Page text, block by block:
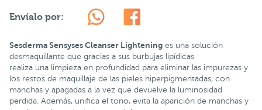
Envíalo por:
Sesderma Sensyses Cleanser Lightening es una solución
desmaquillante que gracias a sus burbujas lipídicas
realiza una limpieza en profundidad para eliminar las impurezas y
los restos de maquillaje de las pieles hiperpigmentadas, con
manchas y apagadas a la vez que devuelve la luminosidad
perdida. Además, unifica el tono, evita la aparición de manchas y